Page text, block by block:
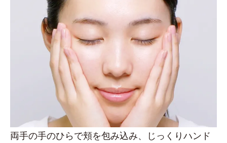
両手の手のひらで頬を包み込み、じっくりハンド